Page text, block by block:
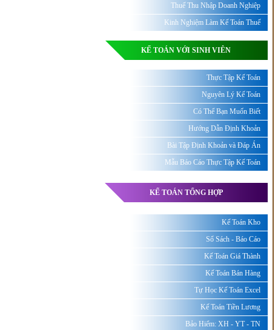
Thuế Thu Nhập Doanh Nghiệp
Kinh Nghiệm Làm Kế Toán Thuế
KẾ TOÁN VỚI SINH VIÊN
Thực Tập Kế Toán
Nguyên Lý Kế Toán
Có Thể Bạn Muốn Biết
Hướng Dẫn Định Khoản
Bài Tập Định Khoản và Đáp Án
Mẫu Báo Cáo Thực Tập Kế Toán
KẾ TOÁN TỔNG HỢP
Kế Toán Kho
Sổ Sách - Báo Cáo
Kế Toán Giá Thành
Kế Toán Bán Hàng
Tự Học Kế Toán Excel
Kế Toán Tiền Lương
Bảo Hiểm: XH - YT - TN